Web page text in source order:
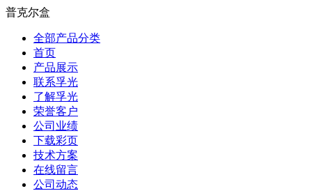
普克尔盒
全部产品分类
首页
产品展示
联系孚光
了解孚光
荣誉客户
公司业绩
下载彩页
技术方案
在线留言
公司动态